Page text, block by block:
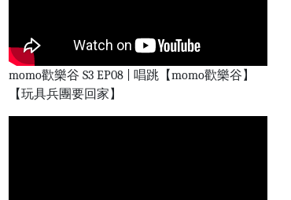
momo歡樂谷 S3 EP08 | 唱跳【momo歡樂谷】
【玩具兵團要回家】